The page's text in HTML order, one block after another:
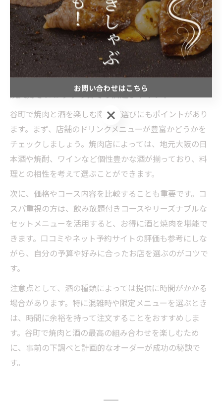
の予約が必須です。人気店では、記念日プランや限定メ
ニューが用意されていることも多いため、事前にチェッ
クしておくと安心です。焼肉と酒で特別なひとときを過
ごすために、店舗選びや予約方法にもこだわりましょ
う。
焼肉好きにおすすめ谷町の酒選びポイント
谷町で焼肉と酒を楽しむ際、酒選びにもポイントがあり
ます。まず、店舗のドリンクメニューが豊富かどうかを
チェックしましょう。焼肉店によっては、地元大阪の日
本酒や焼酎、ワインなど個性豊かな酒が揃っており、料
理との相性を考えて選ぶことができます。
次に、価格やコース内容を比較することも重要です。コ
スパ重視の方は、飲み放題付きコースやリーズナブルな
セットメニューを活用すると、お得に酒と焼肉を堪能で
きます。口コミやネット予約サイトの評価も参考にしな
がら、自分の予算や好みに合ったお店を選ぶのがコツで
す。
注意点として、酒の種類によっては提供に時間がかかる
場合があります。特に混雑時や限定メニューを選ぶとき
は、時間に余裕を持って注文することをおすすめしま
す。谷町で焼肉と酒の最高の組み合わせを楽しむため
に、事前の下調べと計画的なオーダーが成功の秘訣で
す。
お問い合わせはこちら
お問い合わせはこちら